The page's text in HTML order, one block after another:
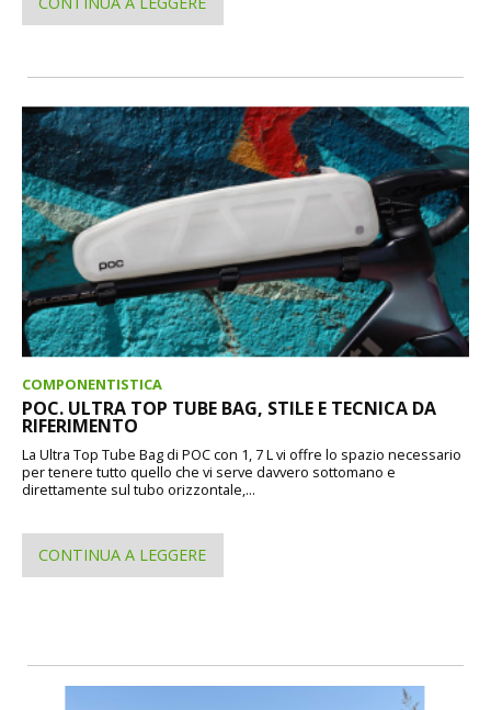
COMPONENTISTICA
POC. ULTRA TOP TUBE BAG, STILE E TECNICA DA
RIFERIMENTO
La Ultra Top Tube Bag di POC con 1, 7 L vi offre lo spazio necessario
per tenere tutto quello che vi serve davvero sottomano e
direttamente sul tubo orizzontale,...
CONTINUA A LEGGERE